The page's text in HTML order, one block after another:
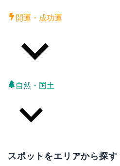
開運・成功運
自然・国土
スポットをエリアから探す